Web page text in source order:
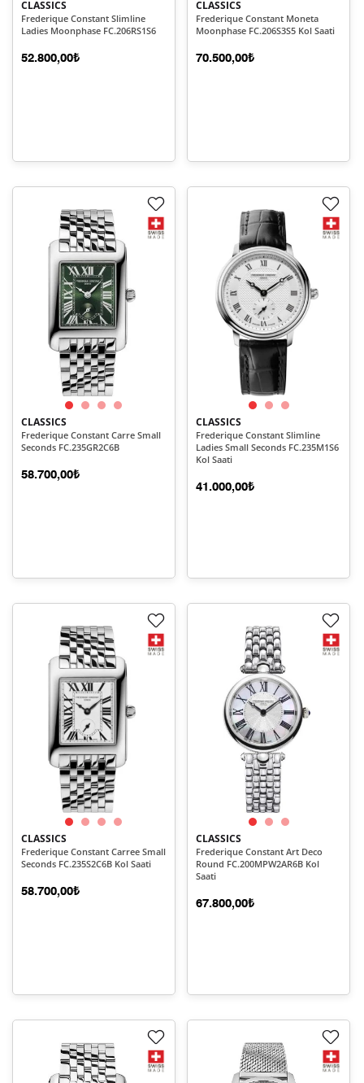
CLASSICS
Frederique Constant Slimline
Ladies Moonphase FC.206RS1S6
52.800,00₺
CLASSICS
Frederique Constant Moneta
Moonphase FC.206S3S5 Kol Saati
70.500,00₺
CLASSICS
Frederique Constant Carre Small
Seconds FC.235GR2C6B
58.700,00₺
CLASSICS
Frederique Constant Slimline
Ladies Small Seconds FC.235M1S6
Kol Saati
41.000,00₺
CLASSICS
Frederique Constant Carree Small
Seconds FC.235S2C6B Kol Saati
58.700,00₺
CLASSICS
Frederique Constant Art Deco
Round FC.200MPW2AR6B Kol
Saati
67.800,00₺